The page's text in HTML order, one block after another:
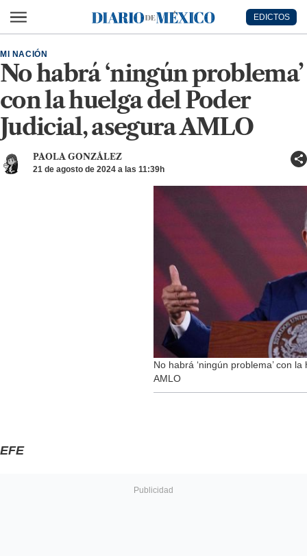
Diario de México
EDICTOS
No habrá ‘ningún problema’
con la huelga del Poder
Judicial, asegura AMLO
MI NACIÓN
PAOLA GONZÁLEZ
21 de agosto de 2024 a las 11:39h
No habrá ‘ningún problema’ con
AMLO
EFE